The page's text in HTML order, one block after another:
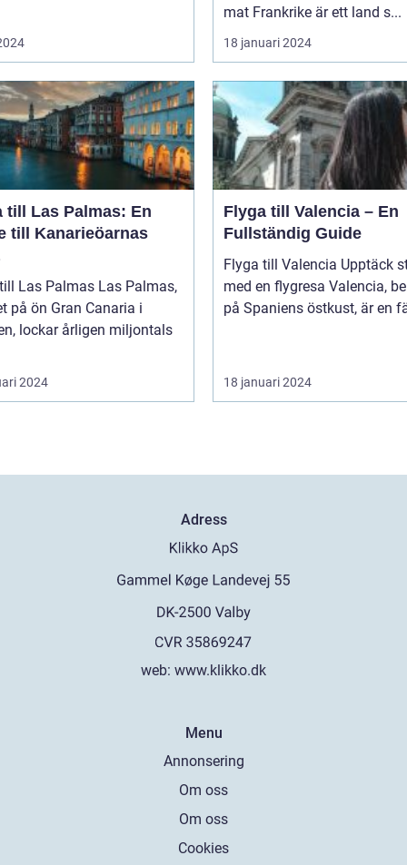
mat Frankrike är ett land s...
18 januari 2024
till Las Palmas: En
till Kanarieöarnas
Palmas Las Palmas,
på ön Gran Canaria i
lockar årligen miljontals
2024
Flyga till Valencia – En
Fullständig Guide
Flyga till Valencia Upptäck staden
med en flygresa Valencia, beläget
på Spaniens östkust, är en
18 januari 2024
Adress
web: www.klikko.dk
Menu
Annonsering
Om oss
Om oss
Cookies